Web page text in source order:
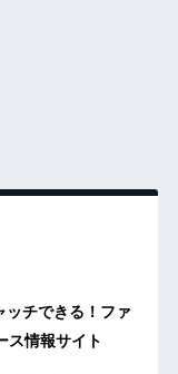
ッチできる！ファ
ス情報サイト